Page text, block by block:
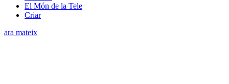
El Món de la Tele
Criar
ara mateix